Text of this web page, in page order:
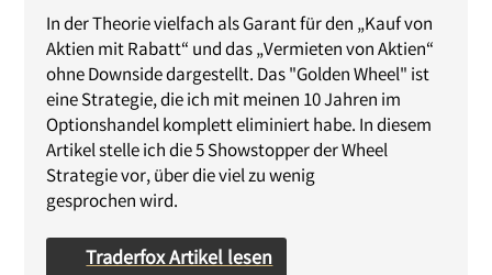
In der Theorie vielfach als Garant für den „Kauf von
Aktien mit Rabatt“ und das „Vermieten von Aktien“
ohne Downside dargestellt. Das "Golden Wheel" ist
eine Strategie, die ich mit meinen 10 Jahren im
Optionshandel komplett eliminiert habe. In diesem
Artikel stelle ich die 5 Showstopper der Wheel
Strategie vor, über die viel zu wenig
gesprochen wird.
Traderfox Artikel lesen